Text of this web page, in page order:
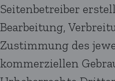
Seitenbetreiber
Bearbeitung,
Zustimmung des
kommerziellen